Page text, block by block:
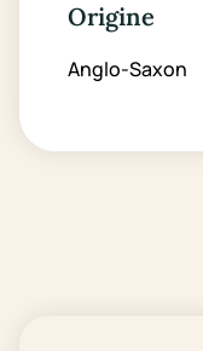
Origine
Anglo-Saxon